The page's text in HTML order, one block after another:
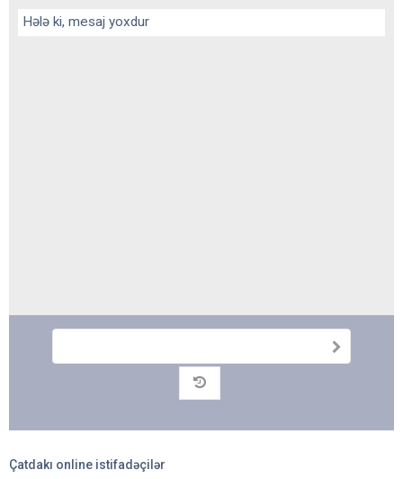
Hələ ki, mesaj yoxdur
ö
Arxiv
Çatdakı online istifadəçilər